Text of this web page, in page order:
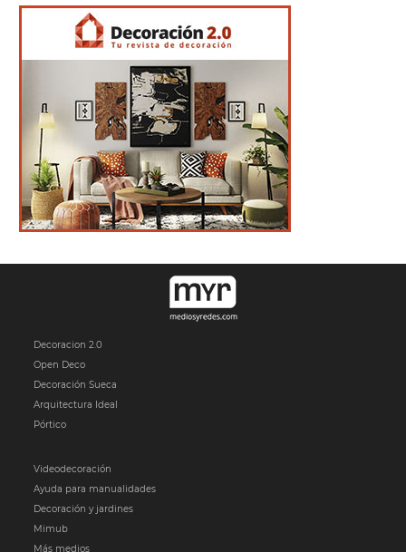
Decoracion 2.0
Open Deco
Decoración Sueca
Arquitectura Ideal
Pórtico
Videodecoración
Ayuda para manualidades
Decoración y jardines
Mimub
Más medios